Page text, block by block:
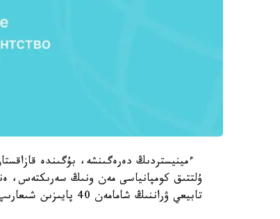
ءمينيستردىڭ دەرەگىنشە، بۇگىندە
ۇلتتىق كومپانياسى مەن ونىڭ سەرىكتەس،
تابيعي ۋراننىڭ شامامەن 40 پايىزىن شىعارىپ وتىر.